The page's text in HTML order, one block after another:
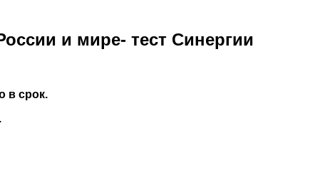
и мире- тест Синергии
в срок.